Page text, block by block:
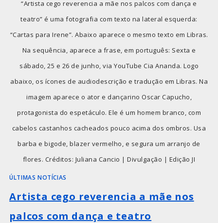
“Artista cego reverencia a mãe nos palcos com dança e
teatro” é uma fotografia com texto na lateral esquerda:
“Cartas para Irene”. Abaixo aparece o mesmo texto em Libras.
Na sequência, aparece a frase, em português: Sexta e
sábado, 25 e 26 de junho, via YouTube Cia Ananda. Logo
abaixo, os ícones de audiodescrição e tradução em Libras. Na
imagem aparece o ator e dançarino Oscar Capucho,
protagonista do espetáculo. Ele é um homem branco, com
cabelos castanhos cacheados pouco acima dos ombros. Usa
barba e bigode, blazer vermelho, e segura um arranjo de
flores. Créditos: Juliana Cancio | Divulgação | Edição JI
ÚLTIMAS NOTÍCIAS
Artista cego reverencia a mãe nos
palcos com dança e teatro